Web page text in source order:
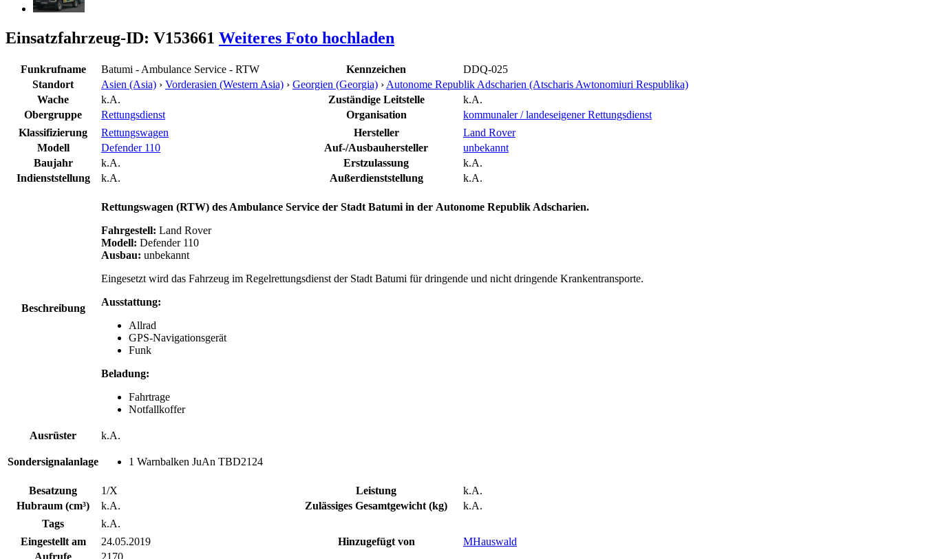
Einsatzfahrzeug-ID: V153661 Weiteres Foto hochladen
Funkrufname Batumi - Ambulance Service - RTW Kennzeichen
DDQ-025
Standort
Asien (Asia) › Vorderasien (Western Asia) › Georgien (Georgia) › Autonome Republik Adscharien (Atscharis Awtonomiuri Respublika)
Wache
k.A. Zuständige Leitstelle
k.A.
Obergruppe
Rettungsdienst Organisation
kommunaler / landeseigener Rettungsdienst
Klassifizierung
Rettungswagen Hersteller
Land Rover
Modell
Defender 110 Auf-/Ausbauhersteller
unbekannt
Baujahr
k.A. Erstzulassung
k.A.
Indienststellung
k.A. Außerdienststellung k.A.
Beschreibung
Rettungswagen (RTW) des Ambulance Service der Stadt Batumi in der Autonome Republik Adscharien.
Fahrgestell: Land Rover
Modell: Defender 110
Ausbau: unbekannt
Eingesetzt wird das Fahrzeug im Regelrettungsdienst der Stadt Batumi für dringende und nicht dringende Krankentransporte.
Ausstattung:
Allrad
GPS-Navigationsgerät
Funk
Beladung:
Fahrtrage
Notfallkoffer
Ausrüster k.A.
Sondersignalanlage 1 Warnbalken JuAn TBD2124
Besatzung 1/X Leistung
k.A.
Hubraum (cm³)
k.A. Zulässiges Gesamtgewicht (kg)
k.A.
Tags
k.A.
Eingestellt am
24.05.2019 Hinzugefügt von
MHauswald
Aufrufe
2170